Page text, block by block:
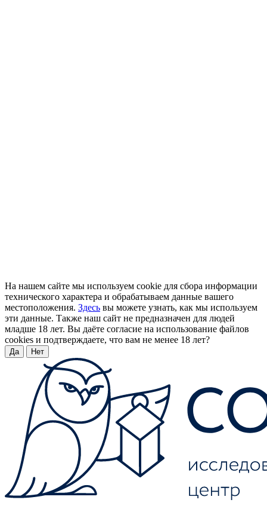
На нашем сайте мы используем cookie для сбора информации
технического характера и обрабатываем данные вашего
местоположения. Здесь вы можете узнать, как мы используем
эти данные. Также наш сайт не предназначен для людей
младше 18 лет. Вы даёте согласие на использование файлов
cookies и подтверждаете, что вам не менее 18 лет?
Да Нет